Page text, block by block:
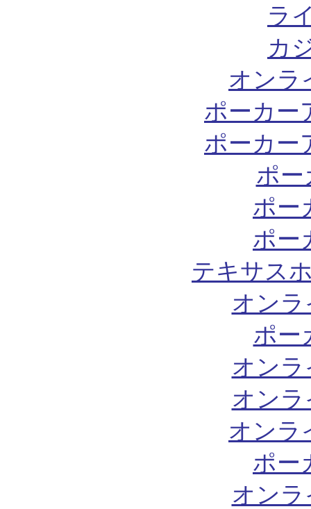
ラ
カ
オンラ
ポーカー
ポーカー
ポー
ポー
ポー
テキサス
オン
ポー
オン
オン
オンラ
ポー
オン